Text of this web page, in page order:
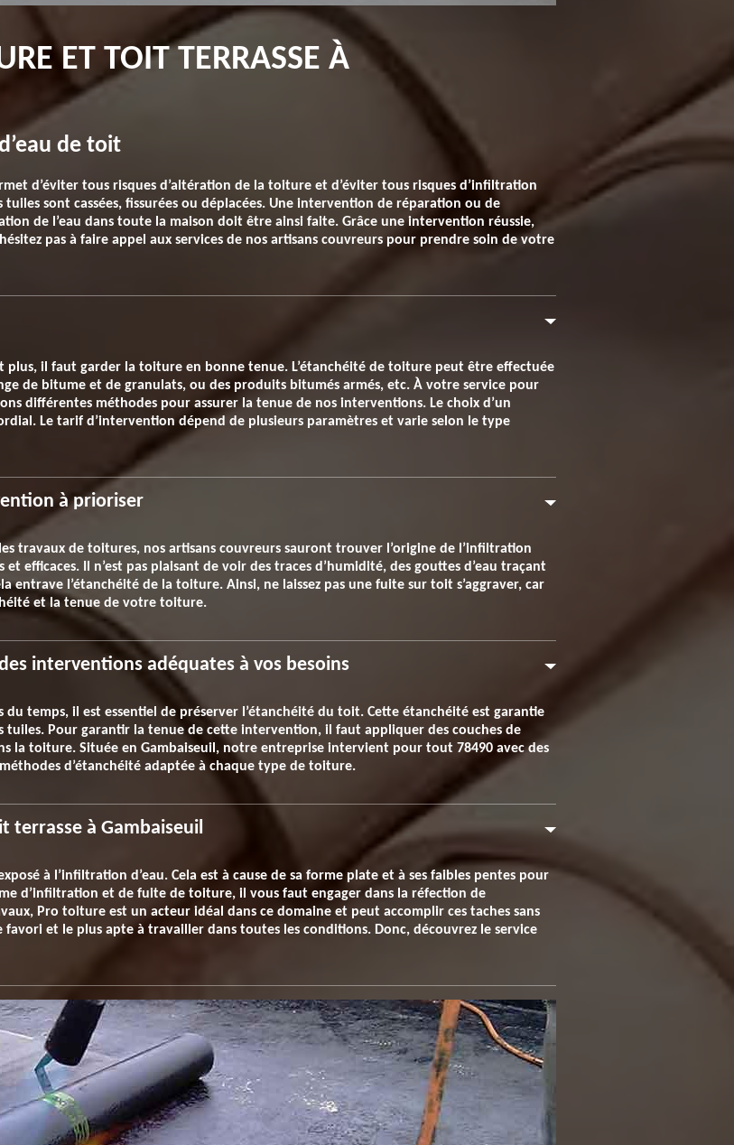
ET TOIT TERRASSE À
de toit
d’éviter tous risques d’altération de la toiture et d’éviter tous risques d’infiltration
sont cassées, fissurées ou déplacées. Une intervention de réparation ou de
de l’eau dans toute la maison doit être ainsi faite. Grâce une intervention réussie,
pas à faire appel aux services de nos artisans couvreurs pour prendre soin de votre
plus, il faut garder la toiture en bonne tenue. L’étanchéité de toiture peut être effectuée
de bitume et de granulats, ou des produits bitumés armés, etc. À votre service pour
différentes méthodes pour assurer la tenue de nos interventions. Le choix d’un
Le tarif d’intervention dépend de plusieurs paramètres et varie selon le type
à prioriser
les travaux de toitures, nos artisans couvreurs sauront trouver l’origine de l’infiltration
efficaces. Il n’est pas plaisant de voir des traces d’humidité, des gouttes d’eau traçant
entrave l’étanchéité de la toiture. Ainsi, ne laissez pas une fuite sur toit s’aggraver, car
et la tenue de votre toiture.
interventions adéquates à vos besoins
temps, il est essentiel de préserver l’étanchéité du toit. Cette étanchéité est garantie
Pour garantir la tenue de cette intervention, il faut appliquer des couches de
la toiture. Située en Gambaiseuil, notre entreprise intervient pour tout 78490 avec des
d’étanchéité adaptée à chaque type de toiture.
terrasse à Gambaiseuil
à l’infiltration d’eau. Cela est à cause de sa forme plate et à ses faibles pentes pour
d’infiltration et de fuite de toiture, il vous faut engager dans la réfection de
Pro toiture est un acteur idéal dans ce domaine et peut accomplir ces taches sans
favori et le plus apte à travailler dans toutes les conditions. Donc, découvrez le service